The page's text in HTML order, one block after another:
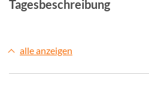
Tagesbeschreibung
alle anzeigen